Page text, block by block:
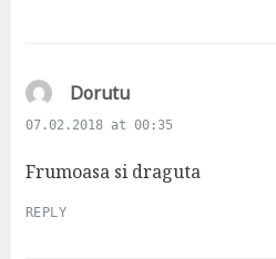
Dorutus
a
s
07.02.2018 at 00:35
Frumoasa si draguta
REPLY